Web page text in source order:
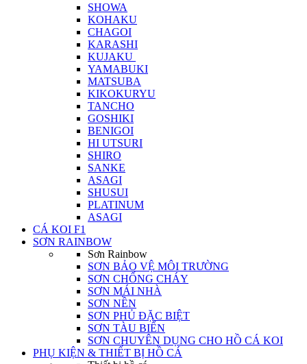
SHOWA
KOHAKU
CHAGOI
KARASHI
KUJAKU
YAMABUKI
MATSUBA
KIKOKURYU
TANCHO
GOSHIKI
BENIGOI
HI UTSURI
SHIRO
SANKE
ASAGI
SHUSUI
PLATINUM
ASAGI
CÁ KOI F1
SƠN RAINBOW
Sơn Rainbow
SƠN BẢO VỆ MÔI TRƯỜNG
SƠN CHỐNG CHÁY
SƠN MÁI NHÀ
SƠN NỀN
SƠN PHỦ ĐẶC BIỆT
SƠN TÀU BIỂN
SƠN CHUYÊN DỤNG CHO HỒ CÁ KOI
PHỤ KIỆN & THIẾT BỊ HỒ CÁ